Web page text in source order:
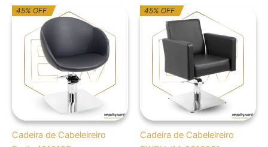
45% OFF
Cadeira de Cabeleireiro
O
preço
era:
909,59€.
O
preço
é:
500,28€.
45% OFF
Cadeira de Cabeleireiro
O
preço
era:
722,01€.
O
preço
é:
397,08€.